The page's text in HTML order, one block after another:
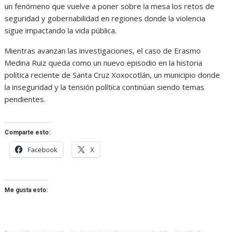
un fenómeno que vuelve a poner sobre la mesa los retos de
seguridad y gobernabilidad en regiones donde la violencia
sigue impactando la vida pública.
Mientras avanzan las investigaciones, el caso de Erasmo
Medina Ruiz queda como un nuevo episodio en la historia
política reciente de Santa Cruz Xoxocotlán, un municipio donde
la inseguridad y la tensión política continúan siendo temas
pendientes.
Comparte esto:
Facebook X
Me gusta esto: